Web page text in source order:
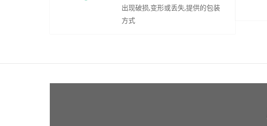
出现破损,变形或丢失,提供的包装
方式